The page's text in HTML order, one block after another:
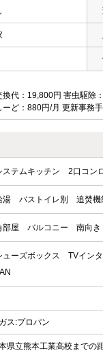
換代：19,800円 害虫駆除
ーど：880円/月 更新事務
ステムキッチン 2口コン
湯 バストイレ別 追焚機
部屋 バルコニー 南向き
ューズボックス TVイン
ガス:プロパン
県立熊本工業高校までの